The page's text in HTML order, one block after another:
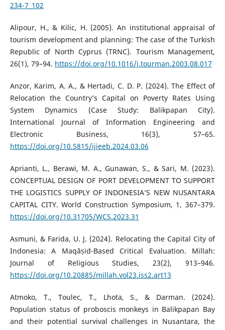
234-7_102
Alipour, H., & Kilic, H. (2005). An institutional appraisal of
tourism development and planning: The case of the Turkish
Republic of North Cyprus (TRNC). Tourism Management,
26(1), 79–94. https://doi.org/10.1016/j.tourman.2003.08.017
Anzor, Karim, A. A., & Hertadi, C. D. P. (2024). The Effect of
Relocation the Country’s Capital on Poverty Rates Using
System Dynamics (Case Study: Balikpapan City).
International Journal of Information Engineering and
Electronic Business, 16(3), 57–65.
https://doi.org/10.5815/ijieeb.2024.03.06
Aprianti, L., Berawi, M. A., Gunawan, S., & Sari, M. (2023).
CONCEPTUAL DESIGN OF PORT DEVELOPMENT TO SUPPORT
THE LOGISTICS SUPPLY OF INDONESIA’S NEW NUSANTARA
CAPITAL CITY. World Construction Symposium, 1, 367–379.
https://doi.org/10.31705/WCS.2023.31
Asmuni, & Farida, U. J. (2024). Relocating the Capital City of
Indonesia: A Maqāṣid-Based Critical Evaluation. Millah:
Journal of Religious Studies, 23(2), 913–946.
https://doi.org/10.20885/millah.vol23.iss2.art13
Atmoko, T., Toulec, T., Lhota, S., & Darman. (2024).
Population status of proboscis monkeys in Balikpapan Bay
and their potential survival challenges in Nusantara, the